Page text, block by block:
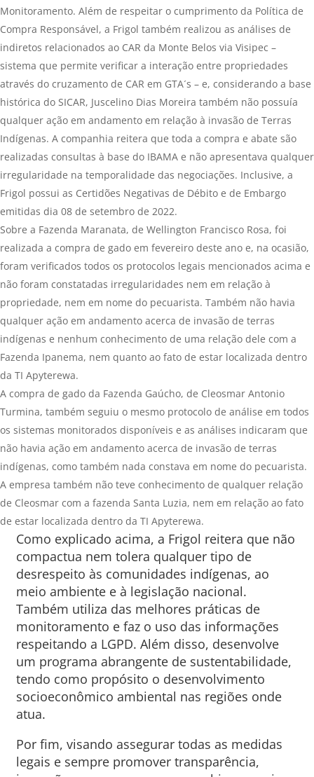
Monitoramento. Além de respeitar o cumprimento da Política de
Compra Responsável, a Frigol também realizou as análises de
indiretos relacionados ao CAR da Monte Belos via Visipec –
sistema que permite verificar a interação entre propriedades
através do cruzamento de CAR em GTA´s – e, considerando a base
histórica do SICAR, Juscelino Dias Moreira também não possuía
qualquer ação em andamento em relação à invasão de Terras
Indígenas. A companhia reitera que toda a compra e abate são
realizadas consultas à base do IBAMA e não apresentava qualquer
irregularidade na temporalidade das negociações. Inclusive, a
Frigol possui as Certidões Negativas de Débito e de Embargo
emitidas dia 08 de setembro de 2022.
Sobre a Fazenda Maranata, de Wellington Francisco Rosa, foi
realizada a compra de gado em fevereiro deste ano e, na ocasião,
foram verificados todos os protocolos legais mencionados acima e
não foram constatadas irregularidades nem em relação à
propriedade, nem em nome do pecuarista. Também não havia
qualquer ação em andamento acerca de invasão de terras
indígenas e nenhum conhecimento de uma relação dele com a
Fazenda Ipanema, nem quanto ao fato de estar localizada dentro
da TI Apyterewa.
A compra de gado da Fazenda Gaúcho, de Cleosmar Antonio
Turmina, também seguiu o mesmo protocolo de análise em todos
os sistemas monitorados disponíveis e as análises indicaram que
não havia ação em andamento acerca de invasão de terras
indígenas, como também nada constava em nome do pecuarista.
A empresa também não teve conhecimento de qualquer relação
de Cleosmar com a fazenda Santa Luzia, nem em relação ao fato
de estar localizada dentro da TI Apyterewa.
Como explicado acima, a Frigol reitera que não
compactua nem tolera qualquer tipo de
desrespeito às comunidades indígenas, ao
meio ambiente e à legislação nacional.
Também utiliza das melhores práticas de
monitoramento e faz o uso das informações
respeitando a LGPD. Além disso, desenvolve
um programa abrangente de sustentabilidade,
tendo como propósito o desenvolvimento
socioeconômico ambiental nas regiões onde
atua.
Por fim, visando assegurar todas as medidas
legais e sempre promover transparência,